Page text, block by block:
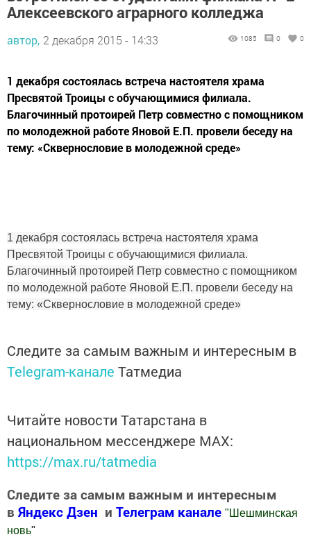
Алексеевского аграрного колледжа
автор, 2 декабря 2015 - 14:33 1085 0 0
1 декабря состоялась встреча настоятеля храма
Пресвятой Троицы с обучающимися филиала.
Благочинный протоирей Петр совместно с помощником
по молодежной работе Яновой Е.П. провели беседу на
тему: «Сквернословие в молодежной среде»
1 декабря состоялась встреча настоятеля храма
Пресвятой Троицы с обучающимися филиала.
Благочинный протоирей Петр совместно с помощником
по молодежной работе Яновой Е.П. провели беседу на
тему: «Сквернословие в молодежной среде»
Следите за самым важным и интересным в
Telegram-канале Татмедиа
Читайте новости Татарстана в
национальном мессенджере MАХ:
https://max.ru/tatmedia
Следите за самым важным и интересным
в Яндекс Дзен и Телеграм канале " Шешминская
новь"